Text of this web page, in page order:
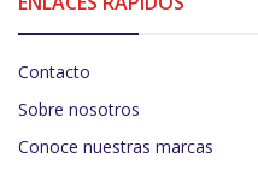
Contacto
Sobre nosotros
Conoce nuestras marcas